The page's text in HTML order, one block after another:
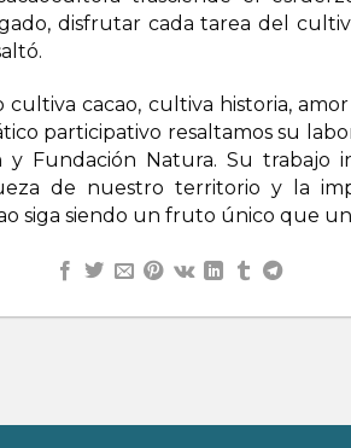
disfrutar cada tarea del
cacao, cultiva historia,
participativo resaltamos su
y Fundación Natura. Su trabajo
de nuestro territorio y la
siga siendo un fruto único que